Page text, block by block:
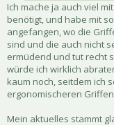
Ich mache ja auch viel
benötigt, und habe mit
angefangen, wo die
sind und die auch nicht
ermüdend und tut recht
würde ich wirklich
kaum noch, seitdem ich
ergonomischeren
Mein aktuelles stammt